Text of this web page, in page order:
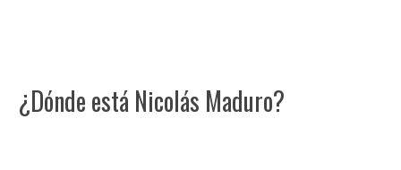
¿Dónde está Nicolás Maduro?